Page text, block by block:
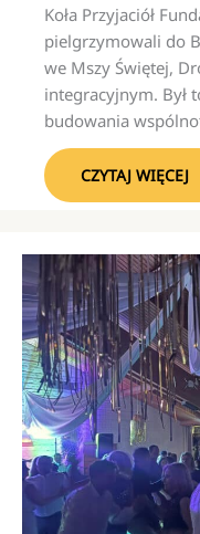
Koła Przyjaciół
pielgrzymowali do
we Mszy Świętej,
integracyjnym. Był
budowania
CZYTAJ WIĘCEJ